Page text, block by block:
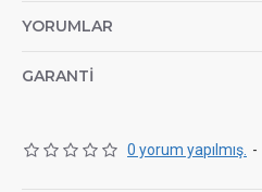
cooling options, the T6 is
steel
YORUMLAR
GARANTI
0 yorum yapılmış. -